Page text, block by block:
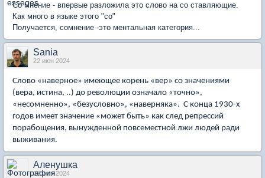
Со мнение - впервые разложила это слово на со ставляющие.
Как много в языке этого "со"
Получается, сомнение -это ментальная категория...
Sania
22 июн 2024
Слово «наверное» имеющее корень «вер» со значениями
(вера, истина, ..) до революции означало «точно»,
«несомненно», «безусловно», «наверняка». С конца 1930-х
годов имеет значение «может быть» как след репрессий
порабощения, вынужденной повсеместной лжи людей ради
выживания.
Аленушка
22 июн 2024